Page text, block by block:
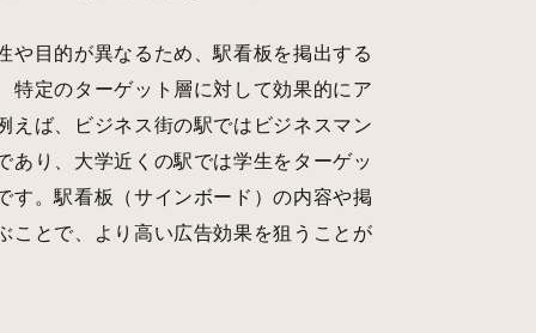
や目的が異なるため、駅看板を掲出する
特定のターゲット層に対して効果的にア
えば、ビジネス街の駅ではビジネスマン
あり、大学近くの駅では学生をターゲッ
す。駅看板（サインボード）の内容や掲
ことで、より高い広告効果を狙うことが